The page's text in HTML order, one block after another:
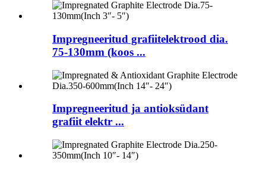
Impregneeritud grafiitelektrood dia.
75-130mm (koos ...
Impregneeritud ja antioksüdant
grafiit elektr ...